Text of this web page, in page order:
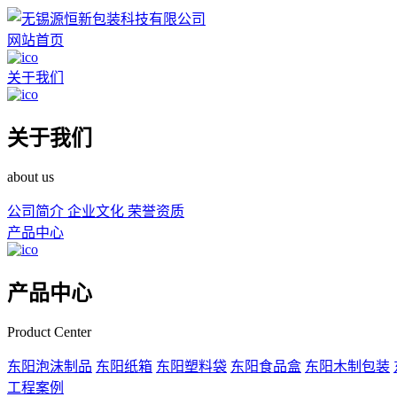
网站首页
关于我们
关于我们
about us
公司简介 企业文化 荣誉资质
产品中心
产品中心
Product Center
东阳泡沫制品 东阳纸箱 东阳塑料袋 东阳食品盒 东阳木制包装
工程案例